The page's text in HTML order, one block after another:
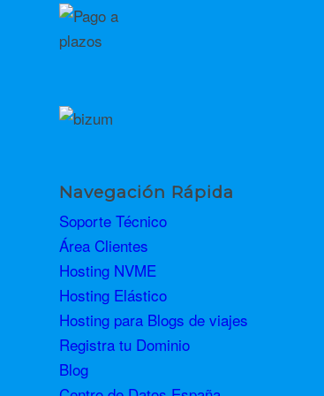
Navegación Rápida
Soporte Técnico
Área Clientes
Hosting NVME
Hosting Elástico
Hosting para Blogs de viajes
Registra tu Dominio
Blog